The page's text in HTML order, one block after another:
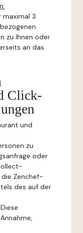
maximal 3
zu Ihnen oder
an das
Click-
und
zu
oder
die Zenchef-
des auf der